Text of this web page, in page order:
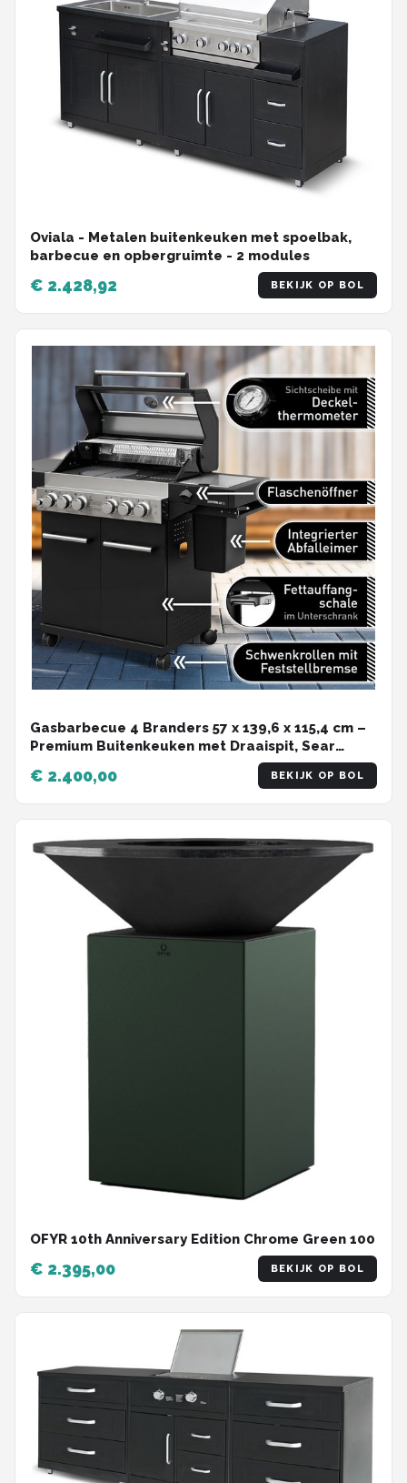
Oviala - Metalen buitenkeuken met spoelbak,
barbecue en opbergruimte - 2 modules
€ 2.428,92 BEKIJK OP BOL
Gasbarbecue 4 Branders 57 x 139,6 x 115,4 cm –
Premium Buitenkeuken met Draaispit, Sear
Brander, Zijbrander, Achterbrander, Gietijzeren
Grillroosters, Thermometer & Kijkvenster –
HomebyNicole
€ 2.400,00 BEKIJK OP BOL
OFYR 10th Anniversary Edition Chrome Green 100
€ 2.395,00 BEKIJK OP BOL